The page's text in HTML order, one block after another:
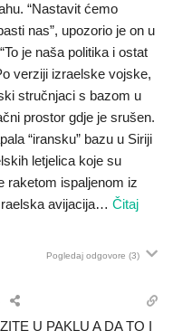
“Nastavit ćemo
nas”, upozorio je on u
je naša politika i ostat
verziji izraelske vojske,
stručnjaci s bazom u
prostor gdje je srušen.
“iransku” bazu u Siriji
letjelica koje su
raketom ispaljenom iz
avijacija… Čitaj
Pogledaj odgovore (3)
U PAKLU A DA TO I